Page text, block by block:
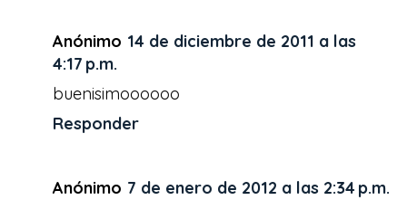
Anónimo 14 de diciembre de 2011 a las
4:17 p.m.
buenisimoooooo
Responder
Anónimo 7 de enero de 2012 a las 2:34 p.m.